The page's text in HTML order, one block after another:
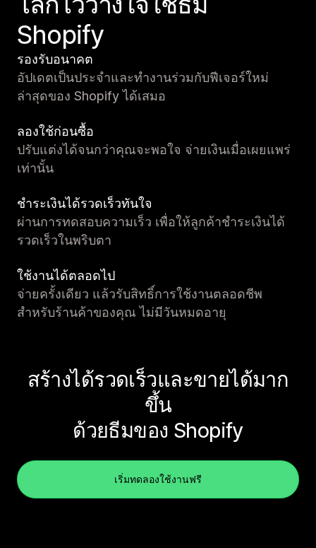
Shopify
รองรับอนาคต
อัปเดตเป็นประจำและทำงานร่วมกับฟีเจอร์ใหม่
ล่าสุดของ Shopify ได้เสมอ
ลองใช้ก่อนซื้อ
ปรับแต่งได้จนกว่าคุณจะพอใจ จ่ายเงินเมื่อเผยแพร่
เท่านั้น
ชำระเงินได้รวดเร็วทันใจ
ผ่านการทดสอบความเร็ว เพื่อให้ลูกค้าชำระเงินได้
รวดเร็วในพริบตา
ใช้งานได้ตลอดไป
จ่ายครั้งเดียว แล้วรับสิทธิ์การใช้งานตลอดชีพ
สำหรับร้านค้าของคุณ ไม่มีวันหมดอายุ
สร้างได้รวดเร็วและขายได้มาก
ขึ้น
ด้วยธีมของ Shopify
เริ่มทดลองใช้งานฟรี